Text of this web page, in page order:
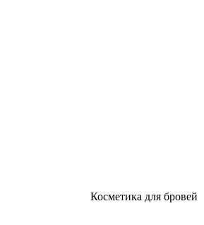
Косметика для бровей